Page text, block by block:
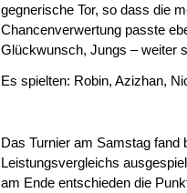
gegnerische Tor, so dass die
Chancenverwertung passte
Glückwunsch, Jungs – weiter
Es spielten: Robin, Azizhan,
Das Turnier am Samstag fand
Leistungsvergleichs
am Ende entschieden die